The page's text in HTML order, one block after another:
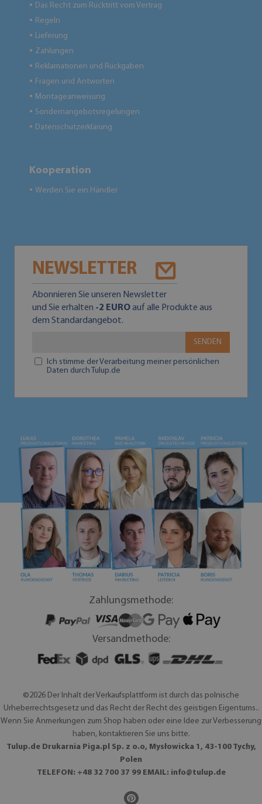
● Das Recht zum Rücktritt vom Vertrag
● Regeln
● Lieferung
● Zahlungen
● Reklamationen und Rückgaben
● Fragen und Antworten
● Montageanweisung
● Sondernangebotsregelungen
● Datenschutzerklärung
Kooperation
● Werden Sie ein Händler
NEWSLETTER
Abonnieren Sie unseren Newsletter
und Sie erhalten -2 EUROauf alle Produkte aus
dem Standardangebot.
SENDEN
Ich stimme der Verarbeitung meiner persönlichen
Daten durch Tulup.de
Zahlungsmethode:
Versandmethode:
©2026 Der Inhalt der Verkaufsplattform ist durch das polnische
Urheberrechtsgesetz und das Recht der Recht des geistigen Eigentums..
Wenn Sie Anmerkungen zum Shop haben oder eine Idee zur Verbesserung
haben, kontaktieren Sie uns bitte.
Tulup.de Drukarnia Piga.pl Sp. z o.o, Mysłowicka 1, 43-100 Tychy,
Polen
TELEFON: +48 32 700 37 99 EMAIL: info@tulup.de